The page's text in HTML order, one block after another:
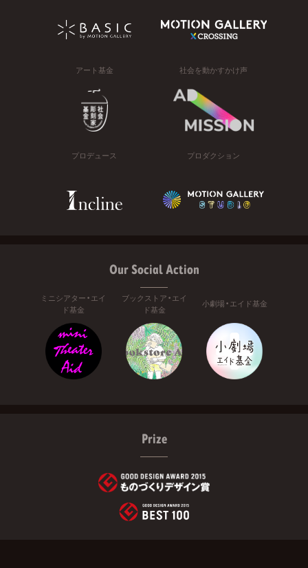
アート基金 社会を動かすかけ声
プロデュース プロダクション
Our Social Action
ミニシアター・エイ
ド基金
ブックストア・エイ
ド基金
小劇場・エイド基金
Prize